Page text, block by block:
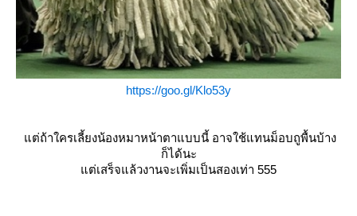
https://goo.gl/Klo53y
ต่ถ้าใครเลี้ยงน้องหมาหน้าตาแบบนี้ อาจใช้แทนม็อบถูพื้นบ้าง
ก็ได้นะ
ต่เสร็จแล้วงานจะเพิ่มเป็นสองเท่า 555